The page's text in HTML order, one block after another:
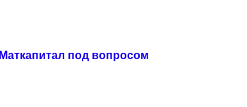
Маткапитал под вопросом